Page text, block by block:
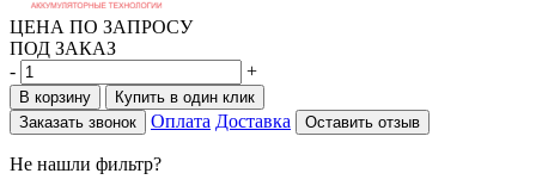
ЦЕНА ПО ЗАПРОСУ
ПОД ЗАКАЗ
-
+
В корзину
Купить в один клик
Заказать звонок
Оплата Доставка Оставить отзыв
Не нашли фильтр?